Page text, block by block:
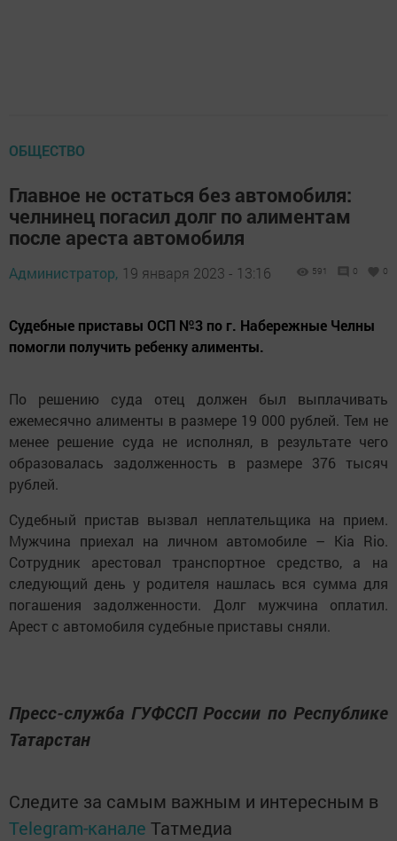
ОБЩЕСТВО
Главное не остаться без автомобиля:
челнинец погасил долг по алиментам
после ареста автомобиля
Администратор, 19 января 2023 - 13:16 591 0 0
Судебные приставы ОСП №3 по г. Набережные Челны
помогли получить ребенку алименты.
По решению суда отец должен был выплачивать
ежемесячно алименты в размере 19 000 рублей. Тем не
менее решение суда не исполнял, в результате чего
образовалась задолженность в размере 376 тысяч
рублей.
Судебный пристав вызвал неплательщика на прием.
Мужчина приехал на личном автомобиле – Kia Rio.
Сотрудник арестовал транспортное средство, а на
следующий день у родителя нашлась вся сумма для
погашения задолженности. Долг мужчина оплатил.
Арест с автомобиля судебные приставы сняли.
Пресс-служба ГУФССП России по Республике
Татарстан
Следите за самым важным и интересным в
Telegram-канале Татмедиа